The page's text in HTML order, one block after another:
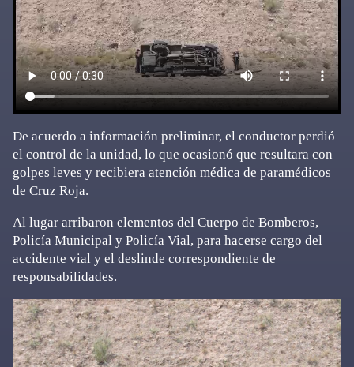
De acuerdo a información preliminar, el conductor perdió
el control de la unidad, lo que ocasionó que resultara con
golpes leves y recibiera atención médica de paramédicos
de Cruz Roja.
Al lugar arribaron elementos del Cuerpo de Bomberos,
Policía Municipal y Policía Vial, para hacerse cargo del
accidente vial y el deslinde correspondiente de
responsabilidades.